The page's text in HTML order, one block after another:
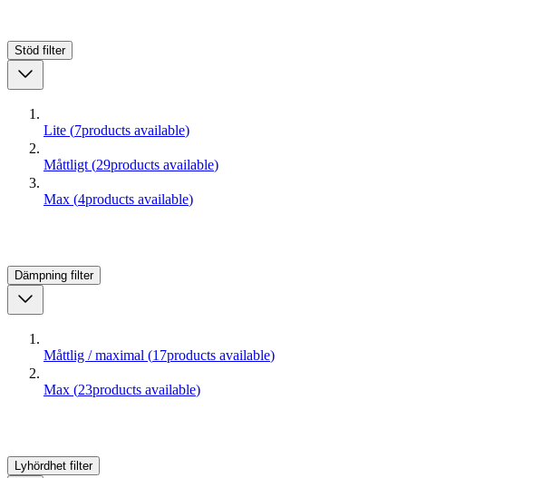
Stöd filter
Lite (7products available)
Måttligt (29products available)
Max (4products available)
Dämpning filter
Måttlig / maximal (17products available)
Max (23products available)
Lyhördhet filter